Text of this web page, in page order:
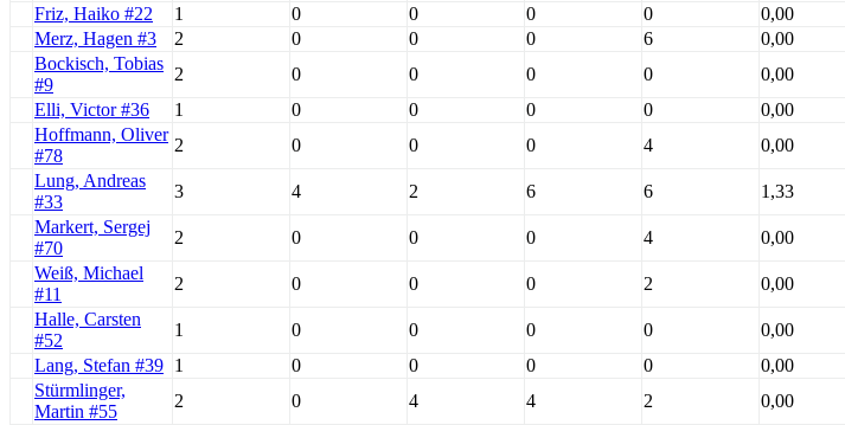
Friz, Haiko #22
1 0 0 0 0 0,00
Merz, Hagen #3
2 0 0 0 6 0,00
Bockisch, Tobias
#9
2 0 0 0 0 0,00
Elli, Victor #36
1 0 0 0 0 0,00
Hoffmann, Oliver
#78
2 0 0 0 4 0,00
Lung, Andreas
#33
3 4 2 6 6 1,33
Markert, Sergej
#70
2 0 0 0 4 0,00
Weiß, Michael
#11
2 0 0 0 2 0,00
Halle, Carsten
#52
1 0 0 0 0 0,00
Lang, Stefan #39 1 0 0 0 0 0,00
Stürmlinger,
Martin #55
2 0 4 4 2 0,00